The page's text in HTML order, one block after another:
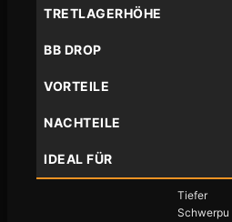
TRETLAGERHÖHE
BB DROP
VORTEILE
NACHTEILE
IDEAL FÜR
Tiefer
Schwerpu